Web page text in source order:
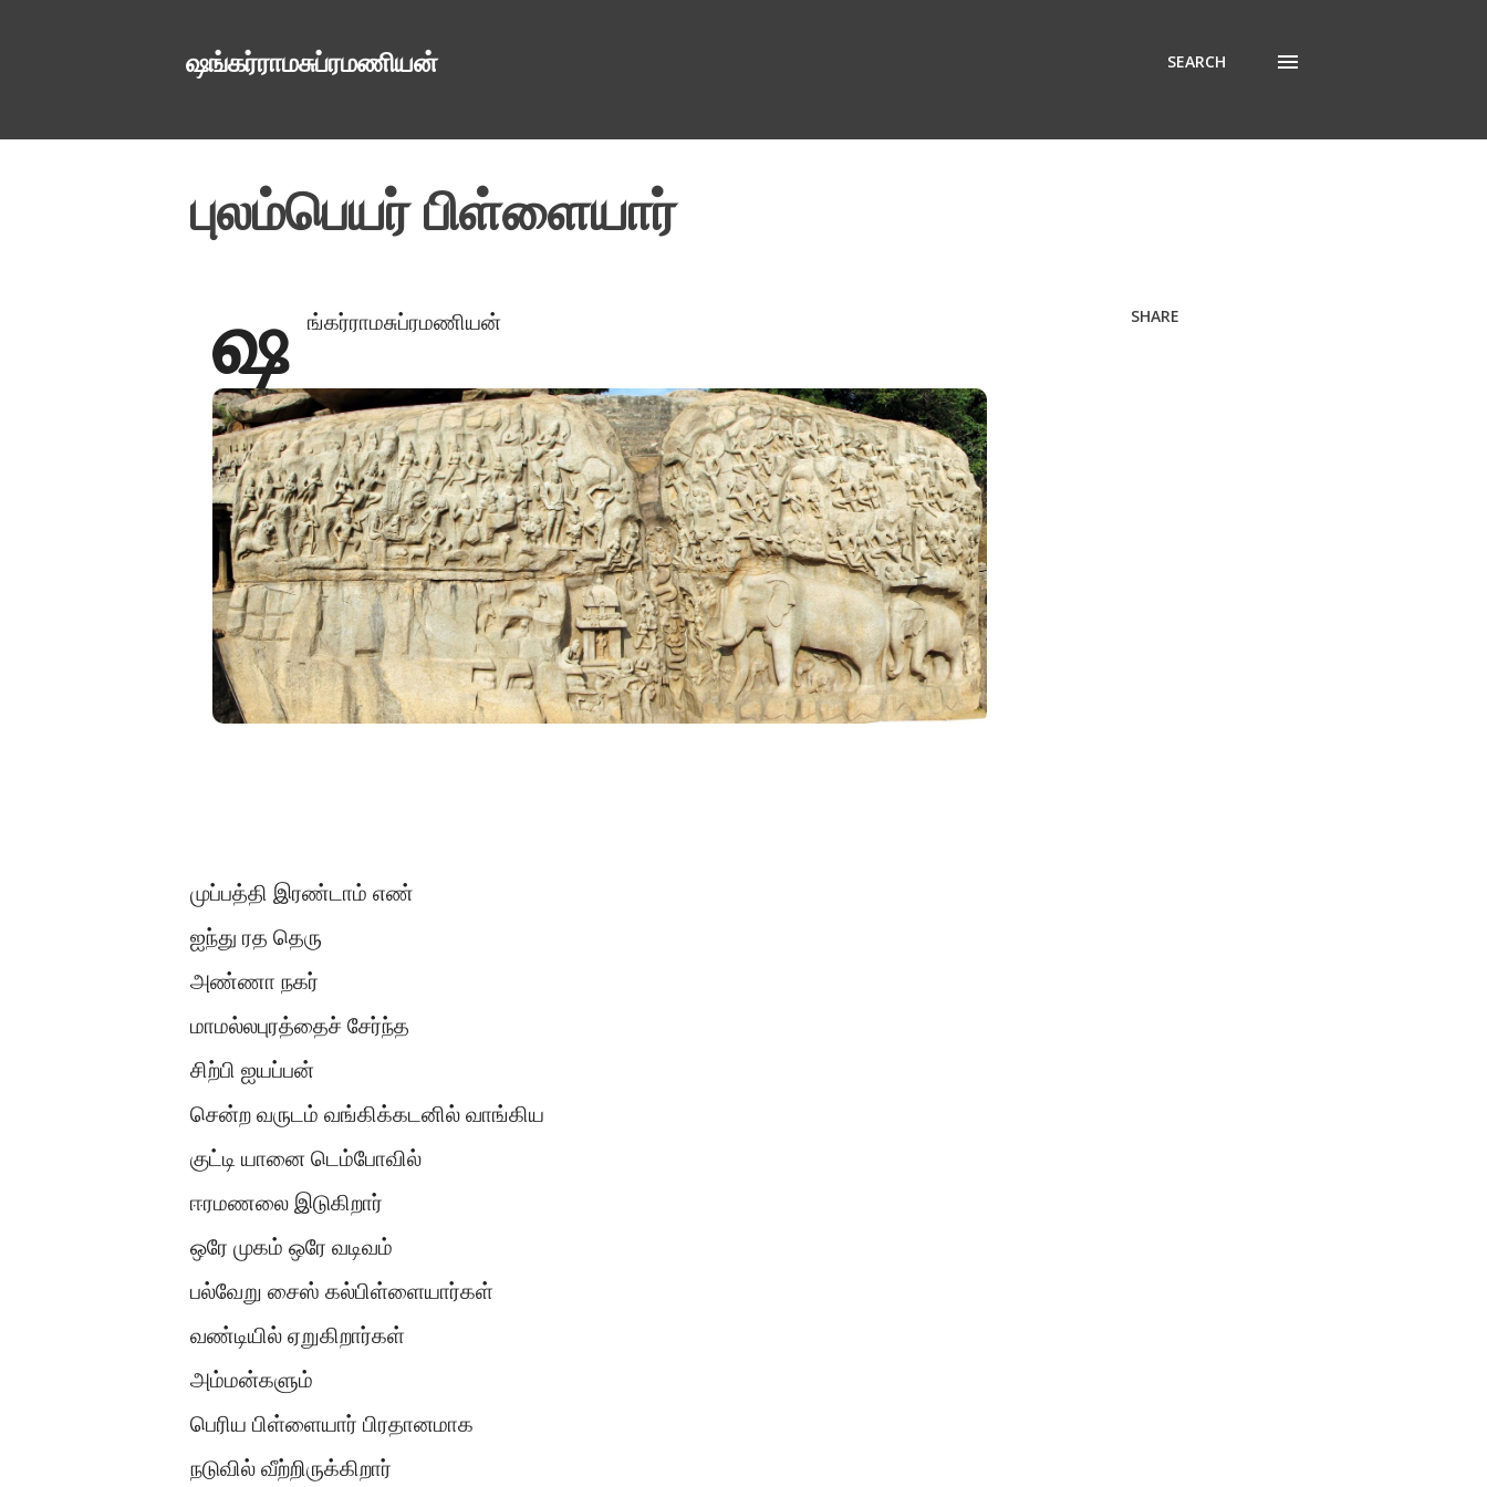
ஷங்கர்ராமசுப்ரமணியன் SEARCH
புலம்பெயர் பிள்ளையார்
ஷ ங்கர்ராமசுப்ரமணியன்
முப்பத்தி இரண்டாம் எண்
ஐந்து ரத தெரு
அண்ணா நகர்
மாமல்லபுரத்தைச் சேர்ந்த
சிற்பி ஐயப்பன்
சென்ற வருடம் வங்கிக்கடனில் வாங்கிய
குட்டி யானை டெம்போவில்
ஈரமணலை இடுகிறார்
ஒரே முகம் ஒரே வடிவம்
பல்வேறு சைஸ் கல்பிள்ளையார்கள்
வண்டியில் ஏறுகிறார்கள்
அம்மன்களும்
பெரிய பிள்ளையார் பிரதானமாக
நடுவில் வீற்றிருக்கிறார்
SHARE